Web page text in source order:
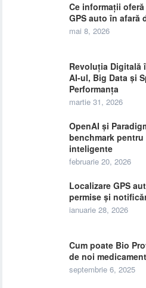
Ce informații
GPS auto în afară
mai 8, 2026
Revoluția Digitală
AI-ul, Big Data și
Performanța
martie 31, 2026
OpenAI și
benchmark
inteligente
februarie 20, 2026
Localizare GPS
permise și
ianuarie 28, 2026
Cum poate Bio
de noi
septembrie 6, 2025